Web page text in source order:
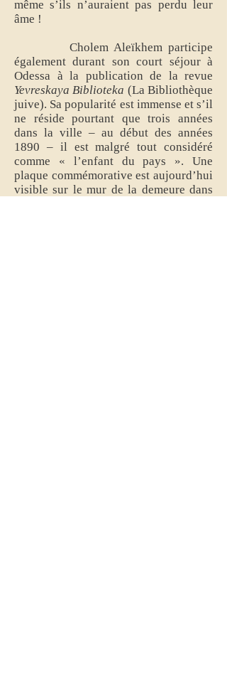
même s’ils n’auraient pas perdu leur
âme !
Cholem Aleïkhem participe
également durant son court séjour à
Odessa à la publication de la revue
Yevreskaya Biblioteka (La Bibliothèque
juive). Sa popularité est immense et s’il
ne réside pourtant que trois années
dans la ville – au début des années
1890 – il est malgré tout considéré
comme « l’enfant du pays ». Une
plaque commémorative est aujourd’hui
visible sur le mur de la demeure dans